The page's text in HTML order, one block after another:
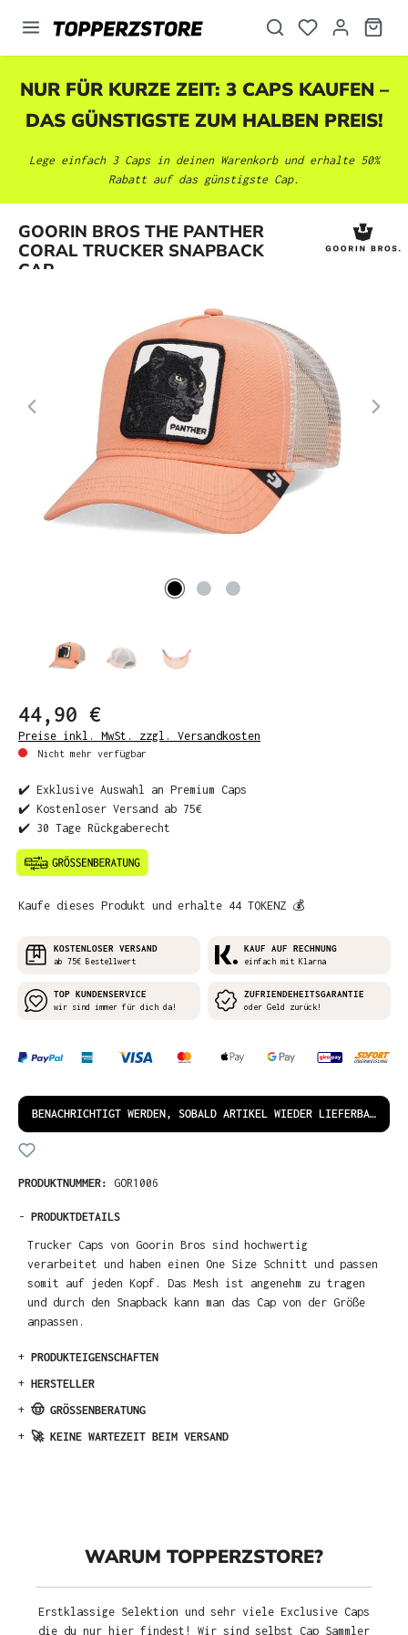
springen
NUR FÜR KURZE ZEIT: 3 CAPS KAUFEN –
DAS GÜNSTIGSTE ZUM HALBEN PREIS!
Lege einfach 3 Caps in deinen Warenkorb und erhalte 50%
Rabatt auf das günstigste Cap.
GOORIN BROS THE PANTHER
CORAL TRUCKER SNAPBACK
CAP
Bildergalerie überspringen
44,90 €
Preise inkl. MwSt. zzgl. Versandkosten
Nicht mehr verfügbar
✔️ Exklusive Auswahl an Premium Caps
✔️ Kostenloser Versand ab 75€
✔️ 30 Tage Rückgaberecht
Kaufe dieses Produkt und erhalte 44 TOKENZ 💰
KOSTENLOSER VERSAND
ab 75€ Bestellwert
KAUF AUF RECHNUNG
einfach mit Klarna
TOP KUNDENSERVICE
wir sind immer für dich da!
ZUFRIENDEHEITSGARANTIE
oder Geld zurück!
BENACHRICHTIGT WERDEN, SOBALD ARTIKEL WIEDER LIEFERBAR IST!
PRODUKTNUMMER: GOR1006
- PRODUKTDETAILS
Trucker Caps von Goorin Bros sind hochwertig
verarbeitet und haben einen One Size Schnitt und passen
somit auf jeden Kopf. Das Mesh ist angenehm zu tragen
und durch den Snapback kann man das Cap von der Größe
anpassen.
+ PRODUKTEIGENSCHAFTEN
+ HERSTELLER
+ 🤠 GRÖSSENBERATUNG
+ 🚀 KEINE WARTEZEIT BEIM VERSAND
WARUM TOPPERZSTORE?
Erstklassige Selektion und sehr viele Exclusive Caps
die du nur hier findest! Wir sind selbst Cap Sammler